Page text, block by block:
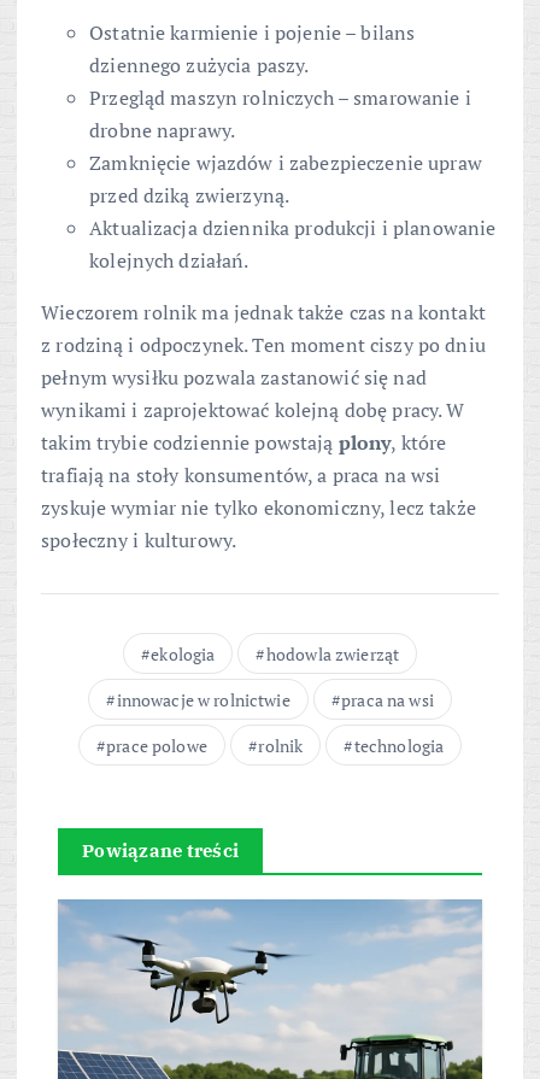
Ostatnie karmienie i pojenie – bilans
dziennego zużycia paszy.
Przegląd maszyn rolniczych – smarowanie i
drobne naprawy.
Zamknięcie wjazdów i zabezpieczenie upraw
przed dziką zwierzyną.
Aktualizacja dziennika produkcji i planowanie
kolejnych działań.
Wieczorem rolnik ma jednak także czas na kontakt
z rodziną i odpoczynek. Ten moment ciszy po dniu
pełnym wysiłku pozwala zastanowić się nad
wynikami i zaprojektować kolejną dobę pracy. W
takim trybie codziennie powstają plony, które
trafiają na stoły konsumentów, a praca na wsi
zyskuje wymiar nie tylko ekonomiczny, lecz także
społeczny i kulturowy.
ekologia
hodowla zwierząt
innowacje w rolnictwie
praca na wsi
prace polowe
rolnik technologia
Powiązane treści